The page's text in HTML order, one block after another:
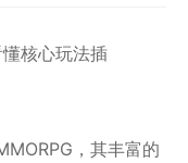
，其丰富的